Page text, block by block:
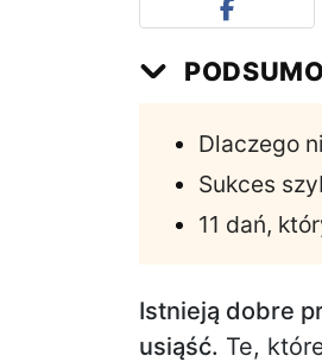
Dlaczego
Sukces
11 dań,
Istnieją dobre
usiąść. Te,